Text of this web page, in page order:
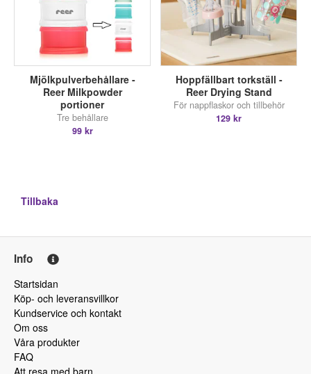
Mjölkpulverbehållare -
Reer Milkpowder
portioner
Tre behållare
99 kr
Hoppfällbart torkställ -
Reer Drying Stand
För nappflaskor och tillbehör
129 kr
Tillbaka
Info
Startsidan
Köp- och leveransvillkor
Kundservice och kontakt
Om oss
Våra produkter
FAQ
Att resa med barn